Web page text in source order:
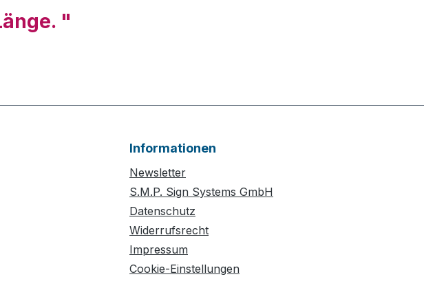
"
Informationen
Newsletter
S.M.P. Sign Systems GmbH
Datenschutz
Widerrufsrecht
Impressum
Cookie-Einstellungen